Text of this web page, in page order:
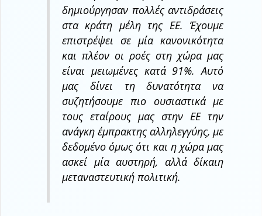
δημιούργησαν πολλές αντιδράσεις
στα κράτη μέλη της ΕΕ. Έχουμε
επιστρέψει σε μία κανονικότητα
και πλέον οι ροές στη χώρα μας
είναι μειωμένες κατά 91%. Αυτό
μας δίνει τη δυνατότητα να
συζητήσουμε πιο ουσιαστικά με
τους εταίρους μας στην ΕΕ την
ανάγκη έμπρακτης αλληλεγγύης, με
δεδομένο όμως ότι και η χώρα μας
ασκεί μία αυστηρή, αλλά δίκαιη
μεταναστευτική πολιτική.